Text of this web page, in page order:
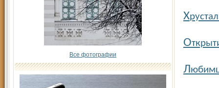
Все фотографии
Х
О
Л